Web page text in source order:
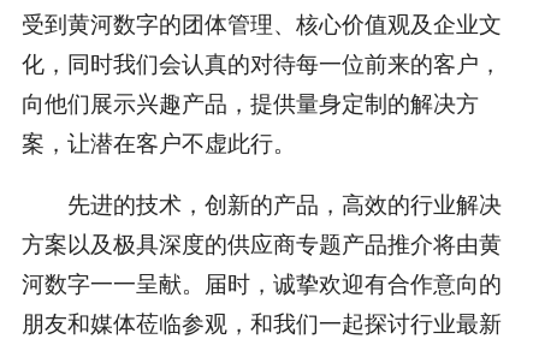
受到黄河数字的团体管理、核心价值观及企业文
化，同时我们会认真的对待每一位前来的客户，
向他们展示兴趣产品，提供量身定制的解决方
案，让潜在客户不虚此行。
先进的技术，创新的产品，高效的行业解决
方案以及极具深度的供应商专题产品推介将由黄
河数字一一呈献。届时，诚挚欢迎有合作意向的
朋友和媒体莅临参观，和我们一起探讨行业最新